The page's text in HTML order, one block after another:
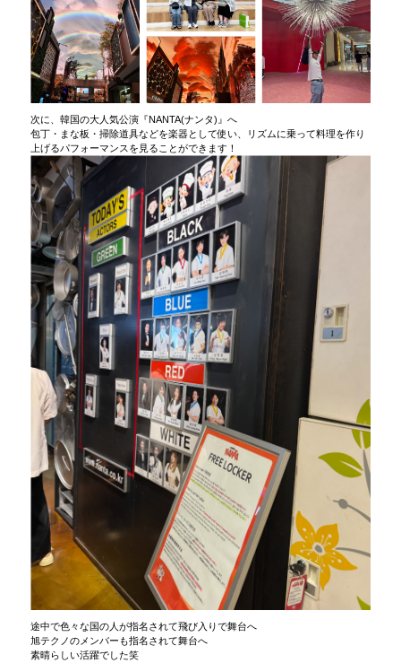
次に、韓国の大人気公演『NANTA(ナンタ)』へ
包丁・まな板・掃除道具などを楽器として使い、リズムに乗って料理を作り
上げるパフォーマンスを見ることができます！
途中で色々な国の人が指名されて飛び入りで舞台へ
旭テクノのメンバーも指名されて舞台へ
素晴らしい活躍でした笑